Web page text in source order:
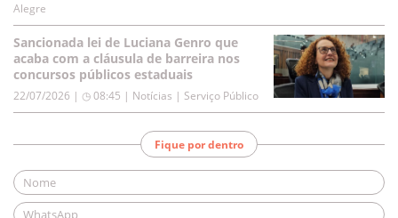
Alegre
Sancionada lei de Luciana Genro que
acaba com a cláusula de barreira nos
concursos públicos estaduais
22/07/2026 | ◷ 08:45 | Notícias | Serviço Público
Fique por dentro